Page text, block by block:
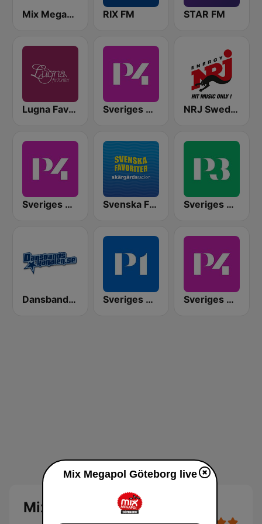
Mix Megapol RIX FM STAR FM
Lugna Favoriter Sveriges Radio P4 Stockholm NRJ Sweden
Sveriges Radio P4 Göteborg Svenska Favoriter Sveriges Radio P3
Dansbandskanalen Sveriges Radio P1 Sveriges Radio P4 Malmöhus
Mix Megapol Göteborg
Mix Megapol Göteborg live